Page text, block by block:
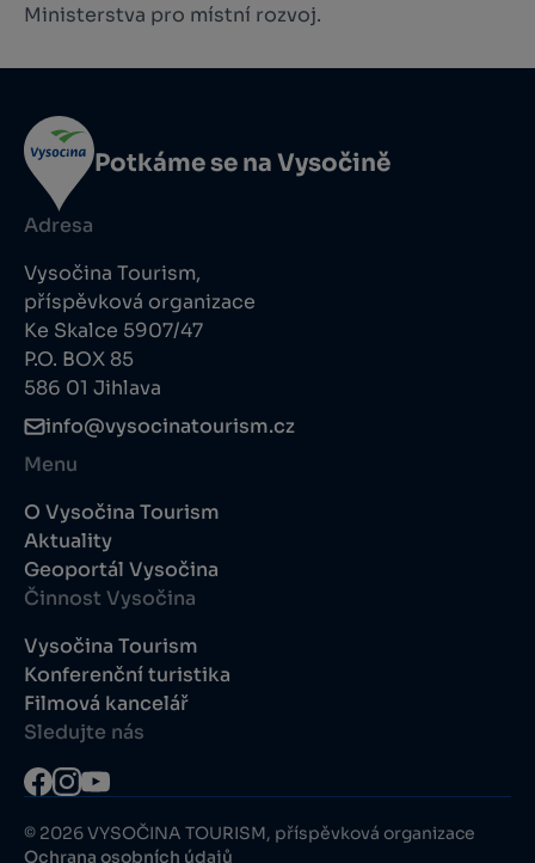
Ministerstva pro místní rozvoj.
Potkáme se na Vysočině
Adresa
Vysočina Tourism,
příspěvková organizace
Ke Skalce 5907/47
P.O. BOX 85
586 01 Jihlava
info@vysocinatourism.cz
Menu
O Vysočina Tourism
Aktuality
Geoportál Vysočina
Činnost Vysočina
Vysočina Tourism
Konferenční turistika
Filmová kancelář
Sledujte nás
© 2026 VYSOČINA TOURISM, příspěvková organizace
Ochrana osobních údajů